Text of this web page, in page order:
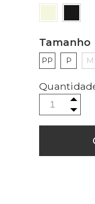
Tamanho
PP P M